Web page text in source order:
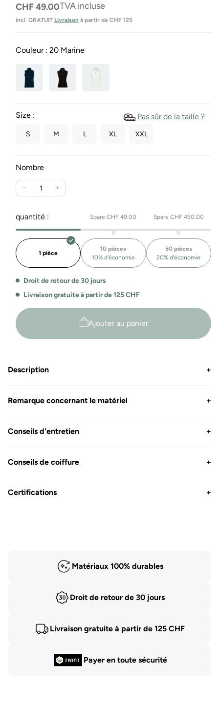
Prix
normal
CHF 49.00TVA incluse
incl. GRATUIT Livraison à partir de CHF 125
Couleur : 20 Marine
Size : Pas sûr de la taille ?
S M L XL XXL
Nombre
Réduire
quantité
pour
le
gilet
polaire
en
polaire
Helsinki
Augmente
le
gilet
polaire
polaire
Helsinki
quantité : Spare CHF 49.00 Spare CHF 490.00
1 pièce
10 pièces
10% d'économie
50 pièces
20% d'économie
Droit de retour de 30 jours
Livraison gratuite à partir de 125 CHF
Ajouter au panier
Description +
Remarque concernant le matériel +
Conseils d'entretien +
Conseils de coiffure +
Certifications +
Matériaux 100% durables
Droit de retour de 30 jours
Livraison gratuite à partir de 125 CHF
Payer en toute sécurité